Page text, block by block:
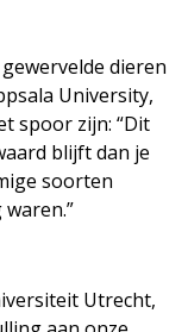
dieren
University,
spoor zijn: “Dit
blijft dan je
soorten
Utrecht,